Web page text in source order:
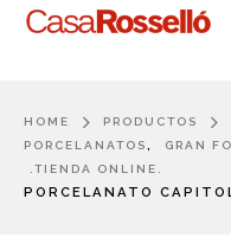
HOME
PRODUCTOS
PORCELANATOS, GRAN
.TIENDA ONLINE.
PORCELANATO